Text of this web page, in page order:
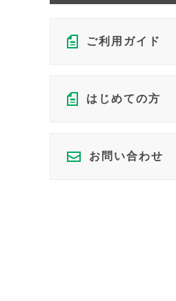
ご利用ガイド
はじめての方
お問い合わせ